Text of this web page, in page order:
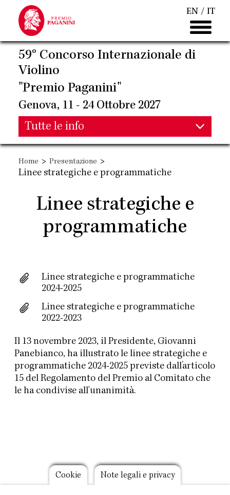
contenuto
principale
EN IT
59° Concorso Internazionale di
Violino
"Premio Paganini"
Genova, 11 - 24 Ottobre 2027
Main
navigation
Tutte le info
Main
navigation
Home > Presentazione >
Linee strategiche e programmatiche
Linee strategiche e
programmatiche
Il 13 novembre 2023, il Presidente, Giovanni
Panebianco, ha illustrato le linee strategiche e
programmatiche 2024-2025 previste dall’articolo
15 del Regolamento del Premio al Comitato che
le ha condivise all'unanimità.
Linee strategiche e programmatiche
2024-2025
Linee strategiche e programmatiche
2022-2023
Footer
Cookie Note legali e privacy